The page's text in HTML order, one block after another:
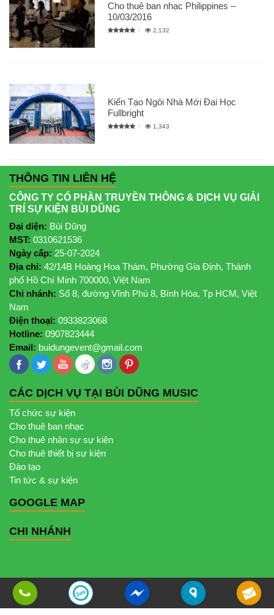
Cho thuê ban nhạc Philippines –
10/03/2016
2,132
Kiến Tạo Ngôi Nhà Mới Đại Học
Fullbright
1,343
THÔNG TIN LIÊN HỆ
CÔNG TY CỔ PHẦN TRUYỀN THÔNG & DỊCH VỤ GIẢI
TRÍ SỰ KIỆN BÙI DŨNG
Đại diện: Bùi Dũng
MST: 0310621536
Ngày cấp: 25-07-2024
Địa chỉ: 42/14B Hoàng Hoa Thám, Phường Gia Định, Thành
phố Hồ Chí Minh 700000, Việt Nam
Chi nhánh: Số 8, đường Vĩnh Phú 8, Bình Hòa, Tp HCM, Việt
Nam
Điện thoại: 0933823068
Hotline: 0907823444
Email: buidungevent@gmail.com
CÁC DỊCH VỤ TẠI BÙI DŨNG MUSIC
Tổ chức sự kiện
Cho thuê ban nhạc
Cho thuê nhân sự sự kiện
Cho thuê thiết bị sự kiện
Đào tạo
Tin tức & sự kiện
GOOGLE MAP
CHI NHÁNH